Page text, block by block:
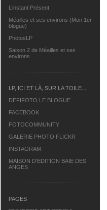
L’instant Présent
Méailles et ses environs (Mon 1er
blogue)
PhotosLP
Saison 2 de Méailles et ses
environs
LP, ICI ET LÀ, SUR LA TOILE...
DEFIFOTO LE BLOGUE
FACEBOOK
FOTOCOMMUNITY
GALERIE PHOTO FLICKR
INSTAGRAM
MAISON D’EDITION BAIE DES
ANGES
PAGES